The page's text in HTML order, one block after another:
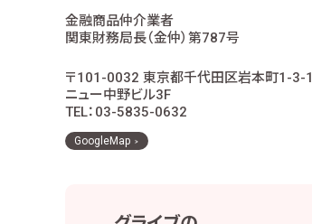
金融商品仲介業者
関東財務局長（金仲）第787号
〒101-0032 東京都千代田区岩本町1-3-1
ニュー中野ビル3F
TEL：03-5835-0632
GoogleMap